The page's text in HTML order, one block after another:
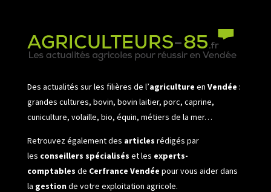
Des actualités sur les filières de l’agriculture en Vendée :
grandes cultures, bovin, bovin laitier, porc, caprine,
cuniculture, volaille, bio, équin, métiers de la mer…
Retrouvez également des articles rédigés par
les conseillers spécialisés et les experts-
comptables de Cerfrance Vendée pour vous aider dans
la gestionde votre exploitation agricole.